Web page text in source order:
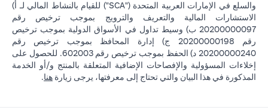
والسلع في الإمارات العربية المتحدة ("SCA") للقيام بالنشاط المالي لـ أ)
الاستشارات المالية والتعريف والترويج بموجب ترخيص رقم
20200000097 ب) وسيط تداول في الأسواق الدولية بموجب ترخيص
رقم 20200000198 ج) إدارة المحافظ بموجب ترخيص رقم
20200000240 د) الحفظ بموجب ترخيص رقم 602003. للحصول على
إخلاءات المسؤولية والإفصاحات الإضافية المتعلقة بالمنتج و/أو الخدمة
المذكورة في هذا البيان والتي تحتاج إلى معرفتها، يرجى زيارة هنا.